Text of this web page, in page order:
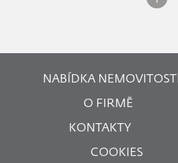
NABÍDKA NEMOVITOSTÍ
O FIRMĚ
KONTAKTY
COOKIES